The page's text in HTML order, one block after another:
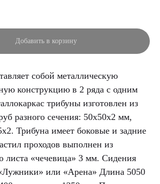
Добавить в корзину
собой металлическую
конструкцию в 2 ряда с одним
трибуны изготовлен из
разного сечения: 50х50х2 мм,
Трибуна имеет боковые и задние
проходов выполнен из
листа «чечевица» 3 мм. Сидения
или «Арена» Длина 5050